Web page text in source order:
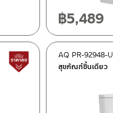
฿5,489
Lower price tag
สุขภัณฑ์​ชิ้นเดียว
AQ PR-92948-